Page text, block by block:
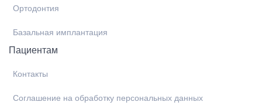
Ортодонтия
Базальная имплантация
Пациентам
Контакты
Соглашение на обработку персональных данных